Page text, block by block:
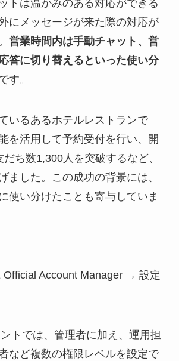
トは温かみのある対応ができる
にメッセージが来た際の対応が
営業時間内は手動チャット、営
答に切り替えるといった使い分
す。
いるあるホテルレストランで
を活用して予約受付を行い、開
ち数1,300人を突破するなど、
ました。この成功の背景には、
使い分けたことも寄与していま
Official Account Manager → 設定
トでは、管理者に加え、運用担
など複数の権限レベルを設定で